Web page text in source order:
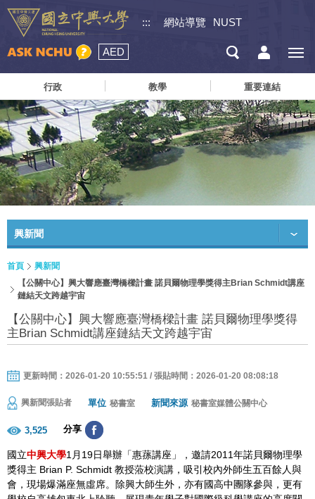
::: 網站導覽 NUST
AED
行政 教學 重要連結
興新聞
首頁
興新聞
【公關中心】興大響應臺灣橋樑計畫 諾貝爾物理學獎得主Brian Schmidt講座
鏈結天文跨越宇宙
【公關中心】興大響應臺灣橋樑計畫 諾貝爾物理學獎得
主Brian Schmidt講座鏈結天文跨越宇宙
更新時間：2026-01-20 10:55:51 / 張貼時間：2026-01-20 08:08:18
興新聞張貼者 單位 秘書室 新聞來源 秘書室媒體公關中心
3,525 分享
國立中興大學1月19日舉辦「惠蓀講座」，邀請2011年諾貝爾物理學
獎得主 Brian P. Schmidt 教授蒞校演講，吸引校內外師生五百餘人與
會，現場爆滿座無虛席。除興大師生外，亦有國高中團隊參與，更有